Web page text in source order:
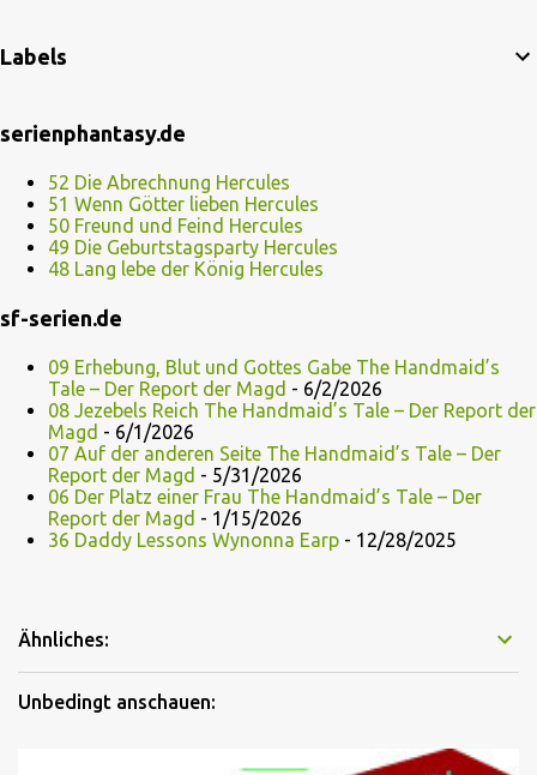
Labels
serienphantasy.de
52 Die Abrechnung Hercules
51 Wenn Götter lieben Hercules
50 Freund und Feind Hercules
49 Die Geburtstagsparty Hercules
48 Lang lebe der König Hercules
sf-serien.de
09 Erhebung, Blut und Gottes Gabe The Handmaid’s
Tale – Der Report der Magd - 6/2/2026
08 Jezebels Reich The Handmaid’s Tale – Der Report der
Magd - 6/1/2026
07 Auf der anderen Seite The Handmaid’s Tale – Der
Report der Magd - 5/31/2026
06 Der Platz einer Frau The Handmaid’s Tale – Der
Report der Magd - 1/15/2026
36 Daddy Lessons Wynonna Earp - 12/28/2025
Ähnliches:
Unbedingt anschauen: